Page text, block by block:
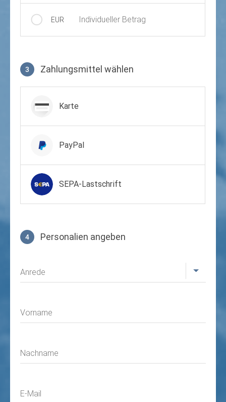
EUR Individueller Betrag
3 Zahlungsmittel wählen
Karte
PayPal
SEPA-Lastschrift
4 Personalien angeben
Anrede
Vorname
Nachname
E-Mail